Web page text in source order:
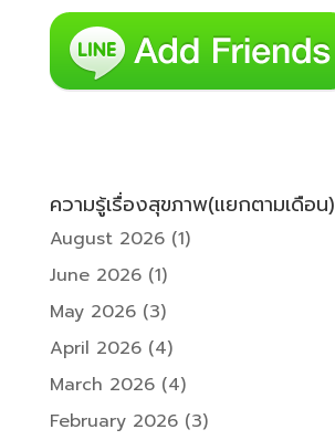
ความรู้เรื่องสุขภาพ(แยกตามเดือน)
August 2026(1)
June 2026(1)
May 2026(3)
April 2026(4)
March 2026(4)
February 2026(3)